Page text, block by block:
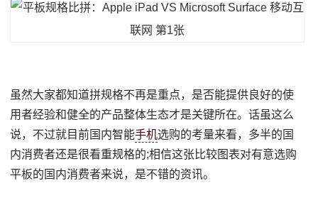
虽然大家都知道拼规格不再是重点，是否能提供良好的使
用者经验和健全的产品整体生态才是关键所在。话虽这么
说，不过就目前国内智能手机选购的考量来看，多半的国
内消费者还是很看重规格的;相信这张比较图表对有意选购
平板的国内消费者来说，是不错的资讯。